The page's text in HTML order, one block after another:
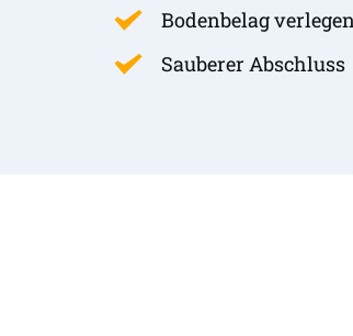
Bodenbelag
Sauberer Abschluss